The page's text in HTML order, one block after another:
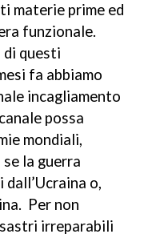
materie prime ed
funzionale.
di questi
fa abbiamo
incagliamento
possa
mondiali,
la guerra
o,
Per non
irreparabili